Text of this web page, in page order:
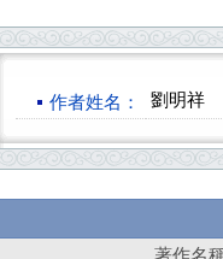
作者姓名： 劉明祥
著作名